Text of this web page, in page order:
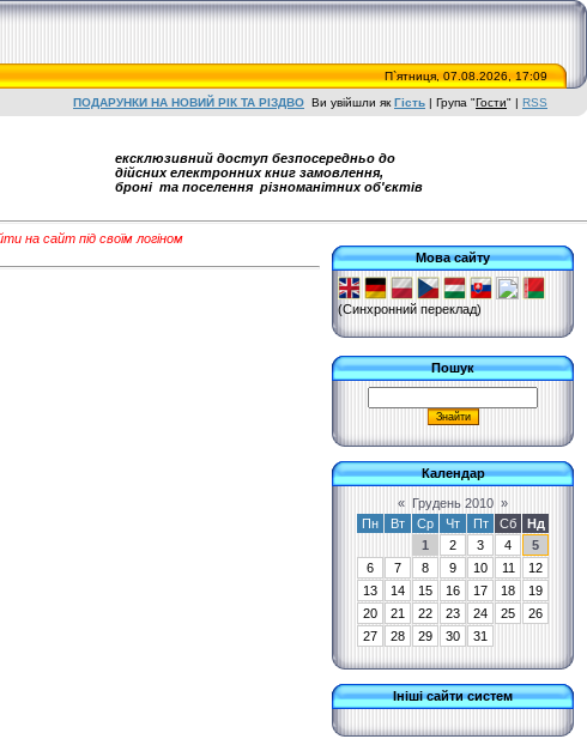
П`ятниця, 07.08.2026, 17:09
ПОДАРУНКИ НА НОВИЙ РІК ТА РІЗДВО Ви увійшли як Гість | Група "Гости" | RSS
ексклюзивний доступ безпосередньо до
дійсних електронних книг замовлення,
броні та поселення різноманітних об'єктів
на сайт під своїм логіном
Мова сайту
(Синхронний переклад)
Пошук
Календар
« Грудень 2010 »
Пн
Вт Ср Чт Пт Сб
Нд
1
2 3 4
5
6
7 8 9 10 11
12
13
14 15 16 17 18
19
20
21 22 23 24 25
26
27
28 29 30 31
Ініші сайти систем